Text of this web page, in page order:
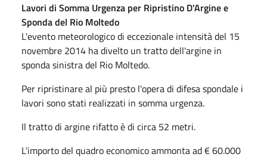
Lavori di Somma Urgenza per Ripristino D'Argine e
Sponda del Rio Moltedo
L'evento meteorologico di eccezionale intensità del 15
novembre 2014 ha divelto un tratto dell'argine in
sponda sinistra del Rio Moltedo.
Per ripristinare al più presto l'opera di difesa spondale i
lavori sono stati realizzati in somma urgenza.
Il tratto di argine rifatto è di circa 52 metri.
L'importo del quadro economico ammonta ad € 60.000